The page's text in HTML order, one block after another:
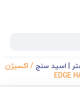
/ اکسیژن